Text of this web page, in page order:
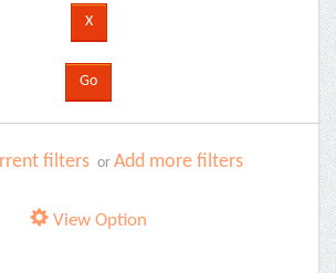
filters or Add more filters
View Option